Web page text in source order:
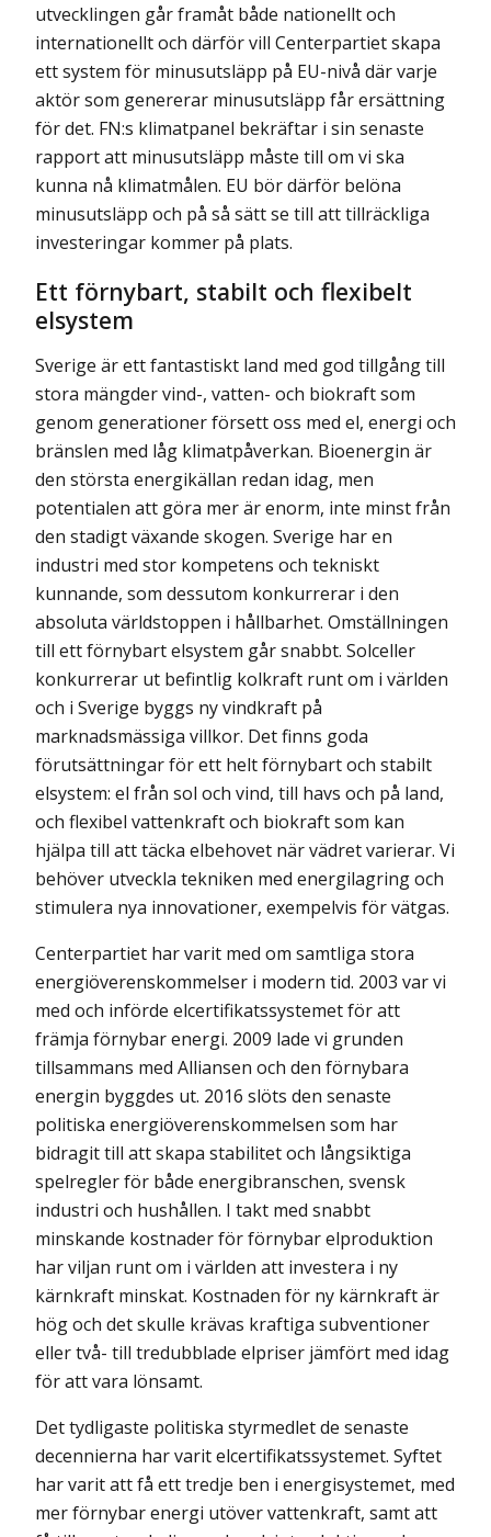
utvecklingen går framåt både nationellt och
interna­tionellt och därför vill Centerpartiet skapa
ett system för minusutsläpp på EU-nivå där varje
aktör som genererar minusutsläpp får ersättning
för det. FN:s klimatpanel bekräftar i sin senaste
rapport att minusutsläpp måste till om vi ska
kunna nå klimatmålen. EU bör därför belöna
minusutsläpp och på så sätt se till att tillräckliga
investeringar kommer på plats.
Ett förnybart, stabilt och flexibelt
elsystem
Sverige är ett fantastiskt land med god tillgång till
stora mängder vind-, vatten- och biokraft som
genom generationer försett oss med el, energi och
bränslen med låg klimatpåverkan. Bioenergin är
den största energikällan redan idag, men
potentialen att göra mer är enorm, inte minst från
den stadigt växande skogen. Sverige har en
industri med stor kompetens och tekniskt
kunnande, som dessutom konkurrerar i den
absoluta världstoppen i hållbarhet. Omställningen
till ett förnybart elsystem går snabbt. Solceller
konkurrerar ut befintlig kolkraft runt om i världen
och i Sverige byggs ny vindkraft på
marknadsmässiga villkor. Det finns goda
förutsättningar för ett helt förnybart och stabilt
elsystem: el från sol och vind, till havs och på land,
och flexibel vattenkraft och biokraft som kan
hjälpa till att täcka elbehovet när vädret varierar. Vi
behöver utveckla tekniken med energilagring och
stimulera nya innovationer, exempelvis för vätgas.
Centerpartiet har varit med om samtliga stora
energiöverenskommelser i modern tid. 2003 var vi
med och införde elcertifikatssystemet för att
främja förnybar energi. 2009 lade vi grunden
tillsammans med Alliansen och den förnybara
energin byggdes ut. 2016 slöts den senaste
politiska energiöverenskommelsen som har
bidragit till att skapa stabilitet och långsiktiga
spelregler för både energibranschen, svensk
industri och hushållen. I takt med snabbt
minskande kostnader för förnybar elproduktion
har viljan runt om i världen att investera i ny
kärnkraft minskat. Kostnaden för ny kärnkraft är
hög och det skulle krävas kraftiga subventioner
eller två- till tredubblade elpriser jämfört med idag
för att vara lönsamt.
Det tydligaste politiska styrmedlet de senaste
decennierna har varit elcertifikats­systemet. Syftet
har varit att få ett tredje ben i energisystemet, med
mer förnybar energi utöver vattenkraft, samt att